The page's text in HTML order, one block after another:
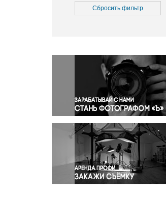
Медицина
Окружающая среда
Политика
Правосудие
Происшествия и конфликты
Религия
Светская жизнь
Спорт
Экология
Экономика и бизнес
Сбросить фильтр